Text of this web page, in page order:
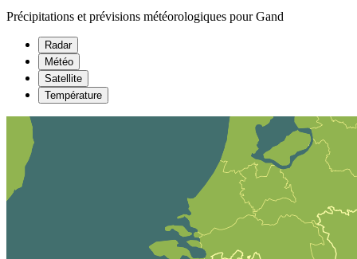
Précipitations et prévisions météorologiques pour Gand
Radar
Météo
Satellite
Température